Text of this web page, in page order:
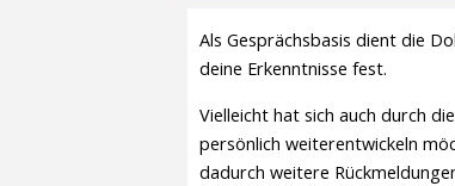
Als Gesprächsbasis dient die
deine Erkenntnisse fest.
Vielleicht hat sich auch durch
persönlich weiterentwickeln
dadurch weitere